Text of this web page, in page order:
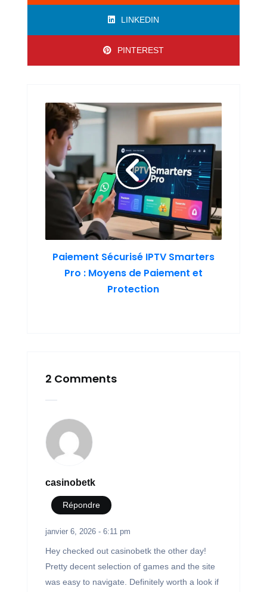
LINKEDIN
PINTEREST
Paiement Sécurisé IPTV Smarters
Pro : Moyens de Paiement et
Protection
2 Comments
casinobetk
Répondre
janvier 6, 2026 - 6:11 pm
Hey checked out casinobetk the other day!
Pretty decent selection of games and the site
was easy to navigate. Definitely worth a look if